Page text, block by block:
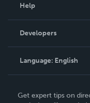
Podcast
Help
Order Lookup
Knowledge Base
Contact Support
Developers
Language: English
Deutsch
Get expert tips on